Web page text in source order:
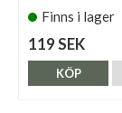
Finns i lager
119 SEK
KÖP